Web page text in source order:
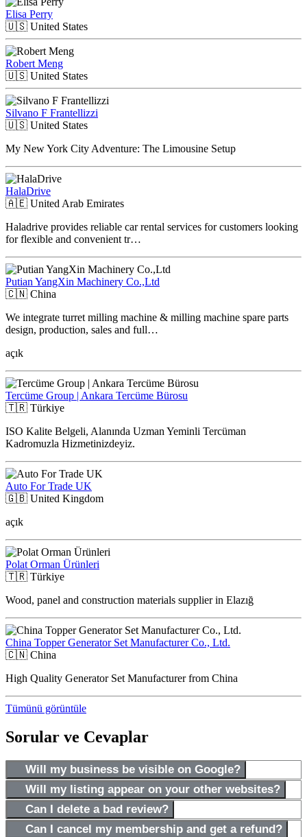
Elisa Perry
🇺🇸 United States
Robert Meng
🇺🇸 United States
Silvano F Frantellizzi
🇺🇸 United States
My New York City Adventure: The Limousine Setup
HalaDrive
🇦🇪 United Arab Emirates
Haladrive provides reliable car rental services for customers looking
for flexible and convenient tr…
Putian YangXin Machinery Co.,Ltd
🇨🇳 China
We integrate turret milling machine & milling machine spare parts
design, production, sales and full…
açık
Tercüme Group | Ankara Tercüme Bürosu
🇹🇷 Türkiye
ISO Kalite Belgeli, Alanında Uzman Yeminli Tercüman
Kadromuzla Hizmetinizdeyiz.
Auto For Trade UK
🇬🇧 United Kingdom
açık
Polat Orman Ürünleri
🇹🇷 Türkiye
Wood, panel and construction materials supplier in Elazığ
China Topper Generator Set Manufacturer Co., Ltd.
🇨🇳 China
High Quality Generator Set Manufacturer from China
Tümünü görüntüle
Sorular ve Cevaplar
Will my business be visible on Google?
Will my listing appear on your other websites?
Can I delete a bad review?
Can I cancel my membership and get a refund?